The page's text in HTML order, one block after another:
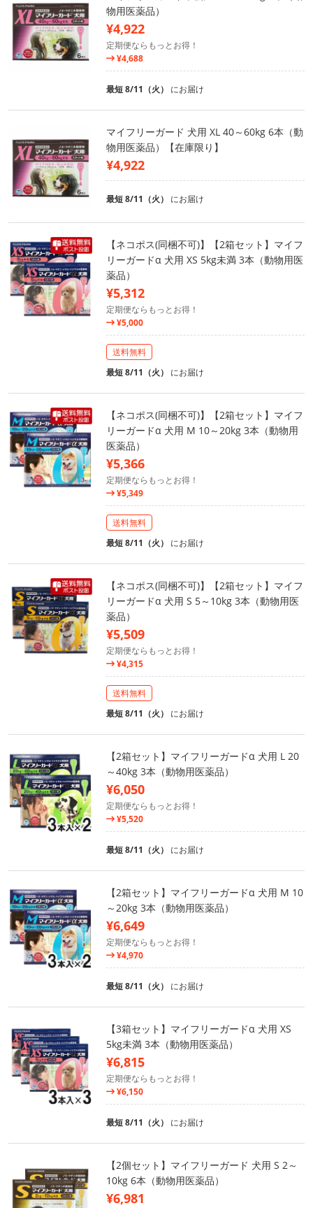
物用医薬品）
¥4,922
定期便ならもっとお得！
¥4,688
最短 8/11（火） にお届け
マイフリーガード 犬用 XL 40～60kg 6本（動
物用医薬品）【在庫限り】
¥4,922
最短 8/11（火） にお届け
【ネコポス(同梱不可)】【2箱セット】マイフ
リーガードα 犬用 XS 5kg未満 3本（動物用医
薬品）
¥5,312
定期便ならもっとお得！
¥5,000
送料無料
最短 8/11（火） にお届け
【ネコポス(同梱不可)】【2箱セット】マイフ
リーガードα 犬用 M 10～20kg 3本（動物用
医薬品）
¥5,366
定期便ならもっとお得！
¥5,349
送料無料
最短 8/11（火） にお届け
【ネコポス(同梱不可)】【2箱セット】マイフ
リーガードα 犬用 S 5～10kg 3本（動物用医
薬品）
¥5,509
定期便ならもっとお得！
¥4,315
送料無料
最短 8/11（火） にお届け
【2箱セット】マイフリーガードα 犬用 L 20
～40kg 3本（動物用医薬品）
¥6,050
定期便ならもっとお得！
¥5,520
最短 8/11（火） にお届け
【2箱セット】マイフリーガードα 犬用 M 10
～20kg 3本（動物用医薬品）
¥6,649
定期便ならもっとお得！
¥4,970
最短 8/11（火） にお届け
【3箱セット】マイフリーガードα 犬用 XS
5kg未満 3本（動物用医薬品）
¥6,815
定期便ならもっとお得！
¥6,150
最短 8/11（火） にお届け
【2個セット】マイフリーガード 犬用 S 2～
10kg 6本（動物用医薬品）
¥6,981